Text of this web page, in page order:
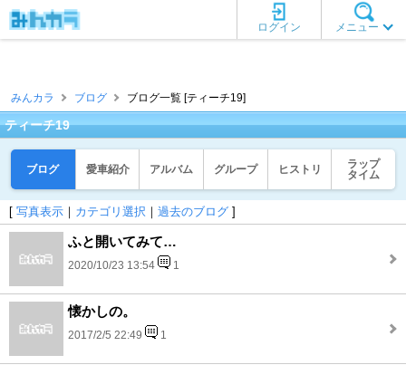
メニュー
ログイン
みんカラ ブログ ブログ一覧 [ティーチ19]
ティーチ19
ブログ 愛車紹介 アルバム グループ ヒストリ
ラップ
タイム
[ 写真表示 ｜ カテゴリ選択 ｜ 過去のブログ ]
ふと開いてみて…
2020/10/23 13:54 1
懐かしの。
2017/2/5 22:49 1